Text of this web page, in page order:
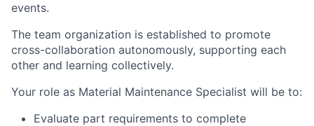
events.
The team organization is established to promote
cross-collaboration autonomously, supporting each
other and learning collectively.
Your role as Material Maintenance Specialist will be to:
Evaluate part requirements to complete